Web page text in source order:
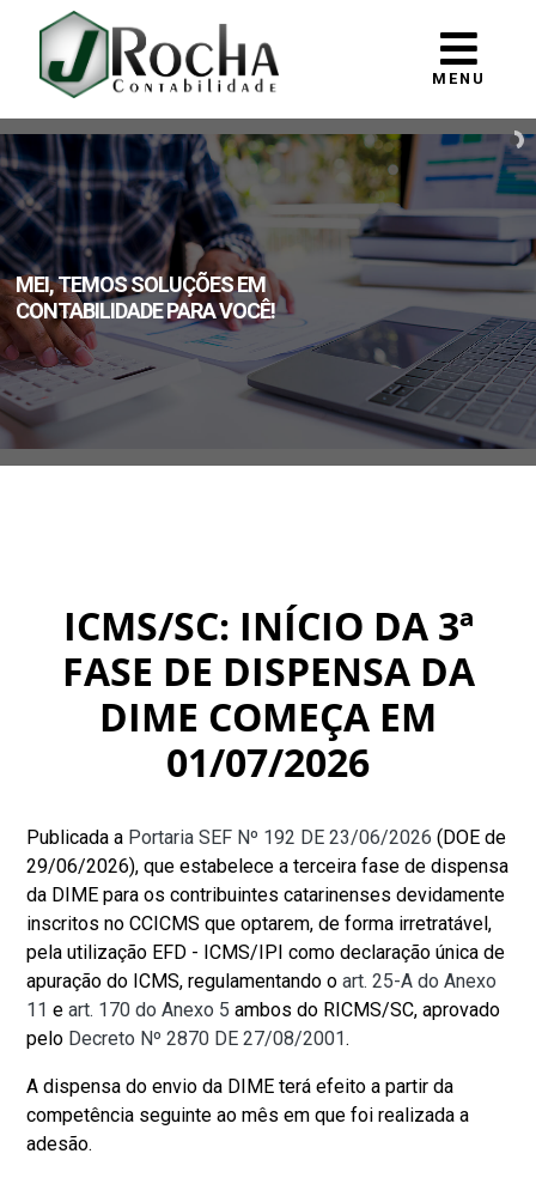
MENU
MEI, TEMOS SOLUÇÕES EM
CONTABILIDADE PARA VOCÊ!
ICMS/SC: INÍCIO DA 3ª
FASE DE DISPENSA DA
DIME COMEÇA EM
01/07/2026
Publicada a Portaria SEF Nº 192 DE 23/06/2026 (DOE de
29/06/2026), que estabelece a terceira fase de dispensa
da DIME para os contribuintes catarinenses devidamente
inscritos no CCICMS que optarem, de forma irretratável,
pela utilização EFD - ICMS/IPI como declaração única de
apuração do ICMS, regulamentando oart. 25-A do Anexo
11 eart. 170 do Anexo 5 ambos do RICMS/SC, aprovado
pelo Decreto Nº 2870 DE 27/08/2001.
A dispensa do envio da DIME terá efeito a partir da
competência seguinte ao mês em que foi realizada a
adesão.